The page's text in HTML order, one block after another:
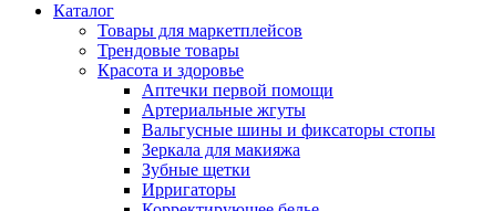
Каталог
Товары для маркетплейсов
Трендовые товары
Красота и здоровье
Аптечки первой помощи
Артериальные жгуты
Вальгусные шины и фиксаторы стопы
Зеркала для макияжа
Зубные щетки
Ирригаторы